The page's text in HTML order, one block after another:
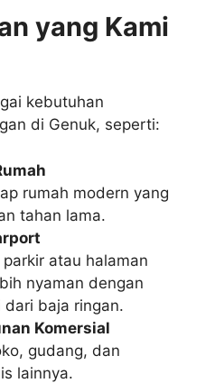
yang Kami
kebutuhan
di Genuk, seperti:
rumah modern yang
tahan lama.
atau halaman
nyaman dengan
baja ringan.
Komersial
gudang, dan
lainnya.